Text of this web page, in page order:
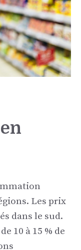
Les prix
dans le sud.
10 à 15 % de